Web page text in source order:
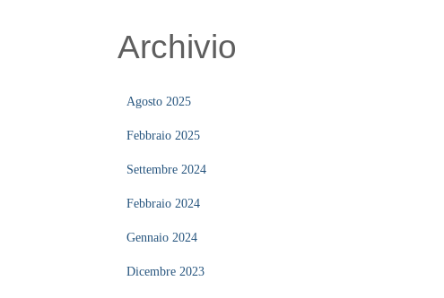
Archivio
Agosto 2025
Febbraio 2025
Settembre 2024
Febbraio 2024
Gennaio 2024
Dicembre 2023